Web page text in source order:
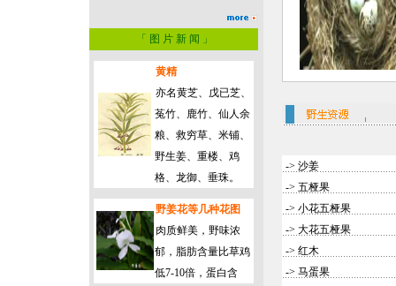
常州特产—野生姜
「 图 片 新 闻 」
黄精
亦名黄芝、戊已芝、
菟竹、鹿竹、仙人余
粮、救穷草、米铺、
野生姜、重楼、鸡
格、龙御、垂珠。
野姜花等几种花图
肉质鲜美，野味浓
郁，脂肪含量比草鸡
低7-10倍，蛋白含
-> 沙姜
-> 五桠果
-> 小花五桠果
-> 大花五桠果
-> 红木
-> 马蛋果